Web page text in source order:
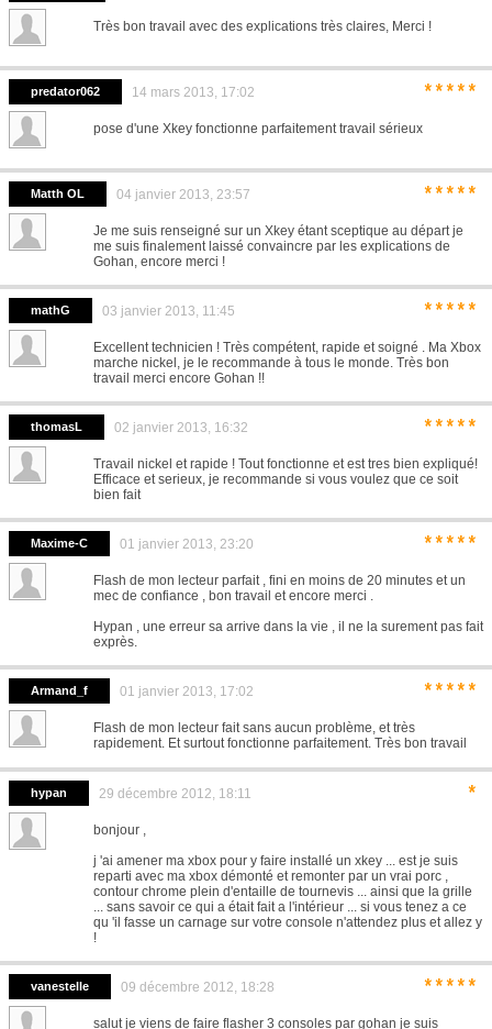
Très bon travail avec des explications très claires, Merci !
predator062 14 mars 2013, 17:02 *****
pose d'une Xkey fonctionne parfaitement travail sérieux
Matth OL 04 janvier 2013, 23:57 *****
Je me suis renseigné sur un Xkey étant sceptique au départ je
me suis finalement laissé convaincre par les explications de
Gohan, encore merci !
mathG 03 janvier 2013, 11:45 *****
Excellent technicien ! Très compétent, rapide et soigné . Ma Xbox
marche nickel, je le recommande à tous le monde. Très bon
travail merci encore Gohan !!
thomasL 02 janvier 2013, 16:32 *****
Travail nickel et rapide ! Tout fonctionne et est tres bien expliqué!
Efficace et serieux, je recommande si vous voulez que ce soit
bien fait
Maxime-C 01 janvier 2013, 23:20 *****
Flash de mon lecteur parfait , fini en moins de 20 minutes et un
mec de confiance , bon travail et encore merci .
Hypan , une erreur sa arrive dans la vie , il ne la surement pas fait
exprès.
Armand_f 01 janvier 2013, 17:02 *****
Flash de mon lecteur fait sans aucun problème, et très
rapidement. Et surtout fonctionne parfaitement. Très bon travail
hypan 29 décembre 2012, 18:11 *
bonjour ,
j 'ai amener ma xbox pour y faire installé un xkey ... est je suis
reparti avec ma xbox démonté et remonter par un vrai porc ,
contour chrome plein d'entaille de tournevis ... ainsi que la grille
... sans savoir ce qui a était fait a l'intérieur ... si vous tenez a ce
qu 'il fasse un carnage sur votre console n'attendez plus et allez y
!
vanestelle 09 décembre 2012, 18:28 *****
salut je viens de faire flasher 3 consoles par gohan je suis